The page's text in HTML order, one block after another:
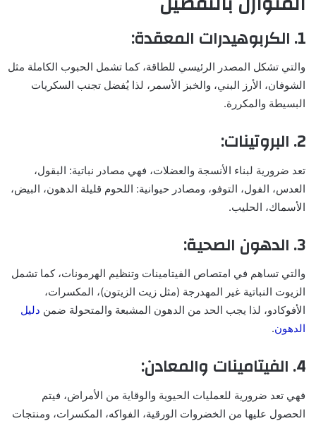
1. الكربوهيدرات المعقدة:
والتي تشكل المصدر الرئيسي للطاقة، كما تشمل الحبوب الكاملة مثل
الشوفان، الأرز البني، والخبز الأسمر، لذا يُفضل تجنب السكريات
البسيطة والمكررة.
2. البروتينات:
تعد ضرورية لبناء الأنسجة والعضلات، فهي مصادر نباتية: البقول،
العدس، الفول، التوفو، ومصادر حيوانية: اللحوم قليلة الدهون، البيض،
الأسماك، الحليب.
3. الدهون الصحية:
والتي تساهم في امتصاص الفيتامينات وتنظيم الهرمونات، كما تشمل
الزيوت النباتية غير المهدرجة (مثل زيت الزيتون)، المكسرات،
الأفوكادو، لذا يجب الحد من الدهون المشبعة والمتحولة ضمن دليل
الدهون.
4. الفيتامينات والمعادن:
فهي تعد ضرورية للعمليات الحيوية والوقاية من الأمراض، فيتم
الحصول عليها من الخضروات الورقية، الفواكه، المكسرات، ومنتجات